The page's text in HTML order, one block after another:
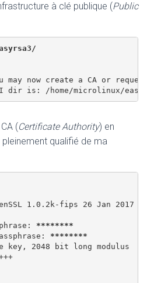
à clé publique (Public
now create a CA or
(Certificate Authority) en
pleinement qualifié de ma
1.0.2k-fips 26 Jan 2017
********
********
key, 2048 bit long modulus